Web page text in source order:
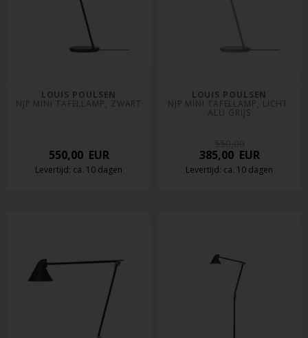
LOUIS POULSEN
NJP MINI TAFELLAMP, ZWART
550,00EUR
Levertijd: ca. 10 dagen
LOUIS POULSEN
NJP MINI TAFELLAMP, LICHT
ALU GRIJS
385,00EUR
Levertijd: ca. 10 dagen